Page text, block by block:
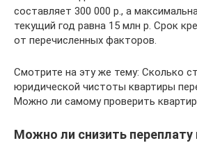
составляет 300 000 р., а
текущий год равна 15 млн р. Срок
от перечисленных факторов.
Смотрите на эту же тему: Сколько
юридической чистоты квартиры
Можно ли самому проверить
Можно ли снизить переплату